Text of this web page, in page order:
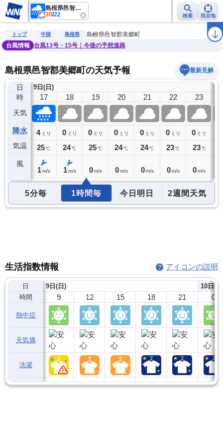
島根県邑智郡美郷町
30/22 検索 現在地
雨雲レーダー 台風情報 地震情報 警報・注意報 ラ
トップ 中国 島根県
島根県邑智郡美郷町
台風情報
台風13号・15号｜今後の予想進路
島根県邑智郡美郷町の天気予報 最新見解
日
時
天気
降水
気温
風
9日(日)
16
9ミリ
26℃
17
4 ミリ
25℃
1 m/s
18
0 ミリ
24℃
1 m/s
19
0 ミリ
25℃
0 m/s
20
0 ミリ
24℃
0 m/s
21
0 ミリ
24℃
0 m/s
22
0 ミリ
23℃
0 m/s
23
0 ミリ
23 ℃
0m/s
5分毎 1時間毎 今日明日 2週間天気
生活指数情報 アイコンの説明
日
時間
熱中症
天気痛
洗濯
9日(日)
9 12 15 18 21
10日(
0